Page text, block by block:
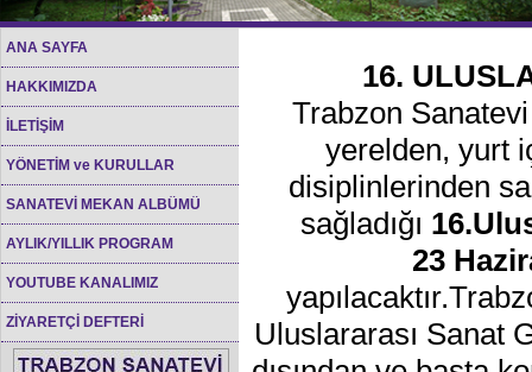
ANA SAYFA
HAKKIMIZDA
İLETİŞİM
YÖNETİM ve KURULLAR
SANATEVİ MEKAN ALBÜMÜ
AYLIK/YILLIK PROGRAM
YOUTUBE KANALIMIZ
ZİYARETÇİ DEFTERİ
16.
Trabzon
yerelden, yurt
disiplinlerinden
sağladığı
23
Uluslararası Sanat